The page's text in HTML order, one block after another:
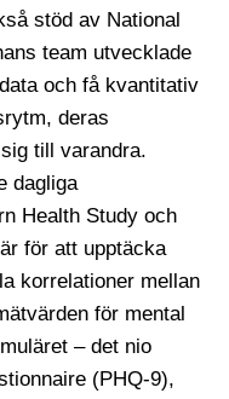
stöd av National
team utvecklade
och få kvantitativ
deras
till varandra.
dagliga
Health Study och
för att upptäcka
korrelationer mellan
för mental
– det nio
(PHQ-9),